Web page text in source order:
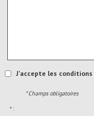
J'accepte les
* Champs obligatoires
* :